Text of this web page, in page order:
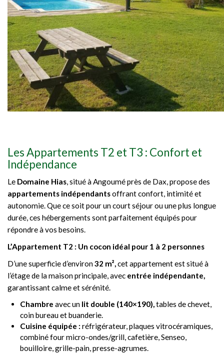
Les Appartements T2 et T3 : Confort et
Indépendance
Le Domaine Hias, situé à Angoumé près de Dax, propose des
appartements indépendantsoffrant confort, intimité et
autonomie. Que ce soit pour un court séjour ou une plus longue
durée, ces hébergements sont parfaitement équipés pour
répondre à vos besoins.
L’Appartement T2 : Un cocon idéal pour 1 à 2 personnes
D’une superficie d’environ32 m²,cet appartement est situé à
l’étage de la maison principale, avec entrée indépendante,
garantissant calme et sérénité.
Chambre avec un lit double (140×190),tables de chevet,
coin bureau et buanderie.
Cuisine équipée : réfrigérateur, plaques vitrocéramiques,
combiné four micro-ondes/grill, cafetière, Senseo,
bouilloire, grille-pain, presse-agrumes.